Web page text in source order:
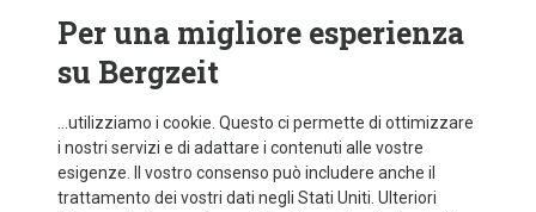
Per una migliore esperienza
su Bergzeit
...utilizziamo i cookie. Questo ci permette di ottimizzare
i nostri servizi e di adattare i contenuti alle vostre
esigenze. Il vostro consenso può includere anche il
trattamento dei vostri dati negli Stati Uniti. Ulteriori